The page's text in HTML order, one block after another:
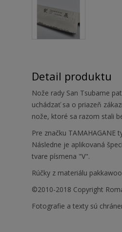
Detail produktu
Nože rady San Tsubame
uchádzať sa o priazeň
nože, ktoré sa razom stali
Pre značku
Následne je aplikovaná
tvare písmena "V".
Rúčky z materiálu
©2010-2018 Copyright
Fotografie a texty sú